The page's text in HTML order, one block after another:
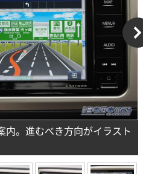
内。進むべき方向がイラスト